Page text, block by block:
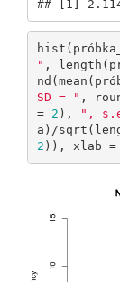
## [1]
" ,
SD = " ,
= 2 ), ",
2 )), xlab =